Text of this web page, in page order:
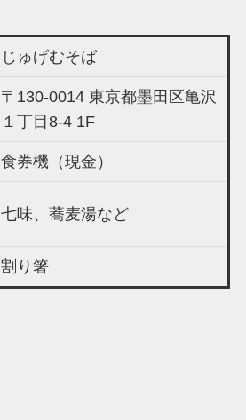
じゅげむそば
〒130-0014 東京都墨田区亀沢
１丁目8-4 1F
食券機（現金）
七味、蕎麦湯など
割り箸